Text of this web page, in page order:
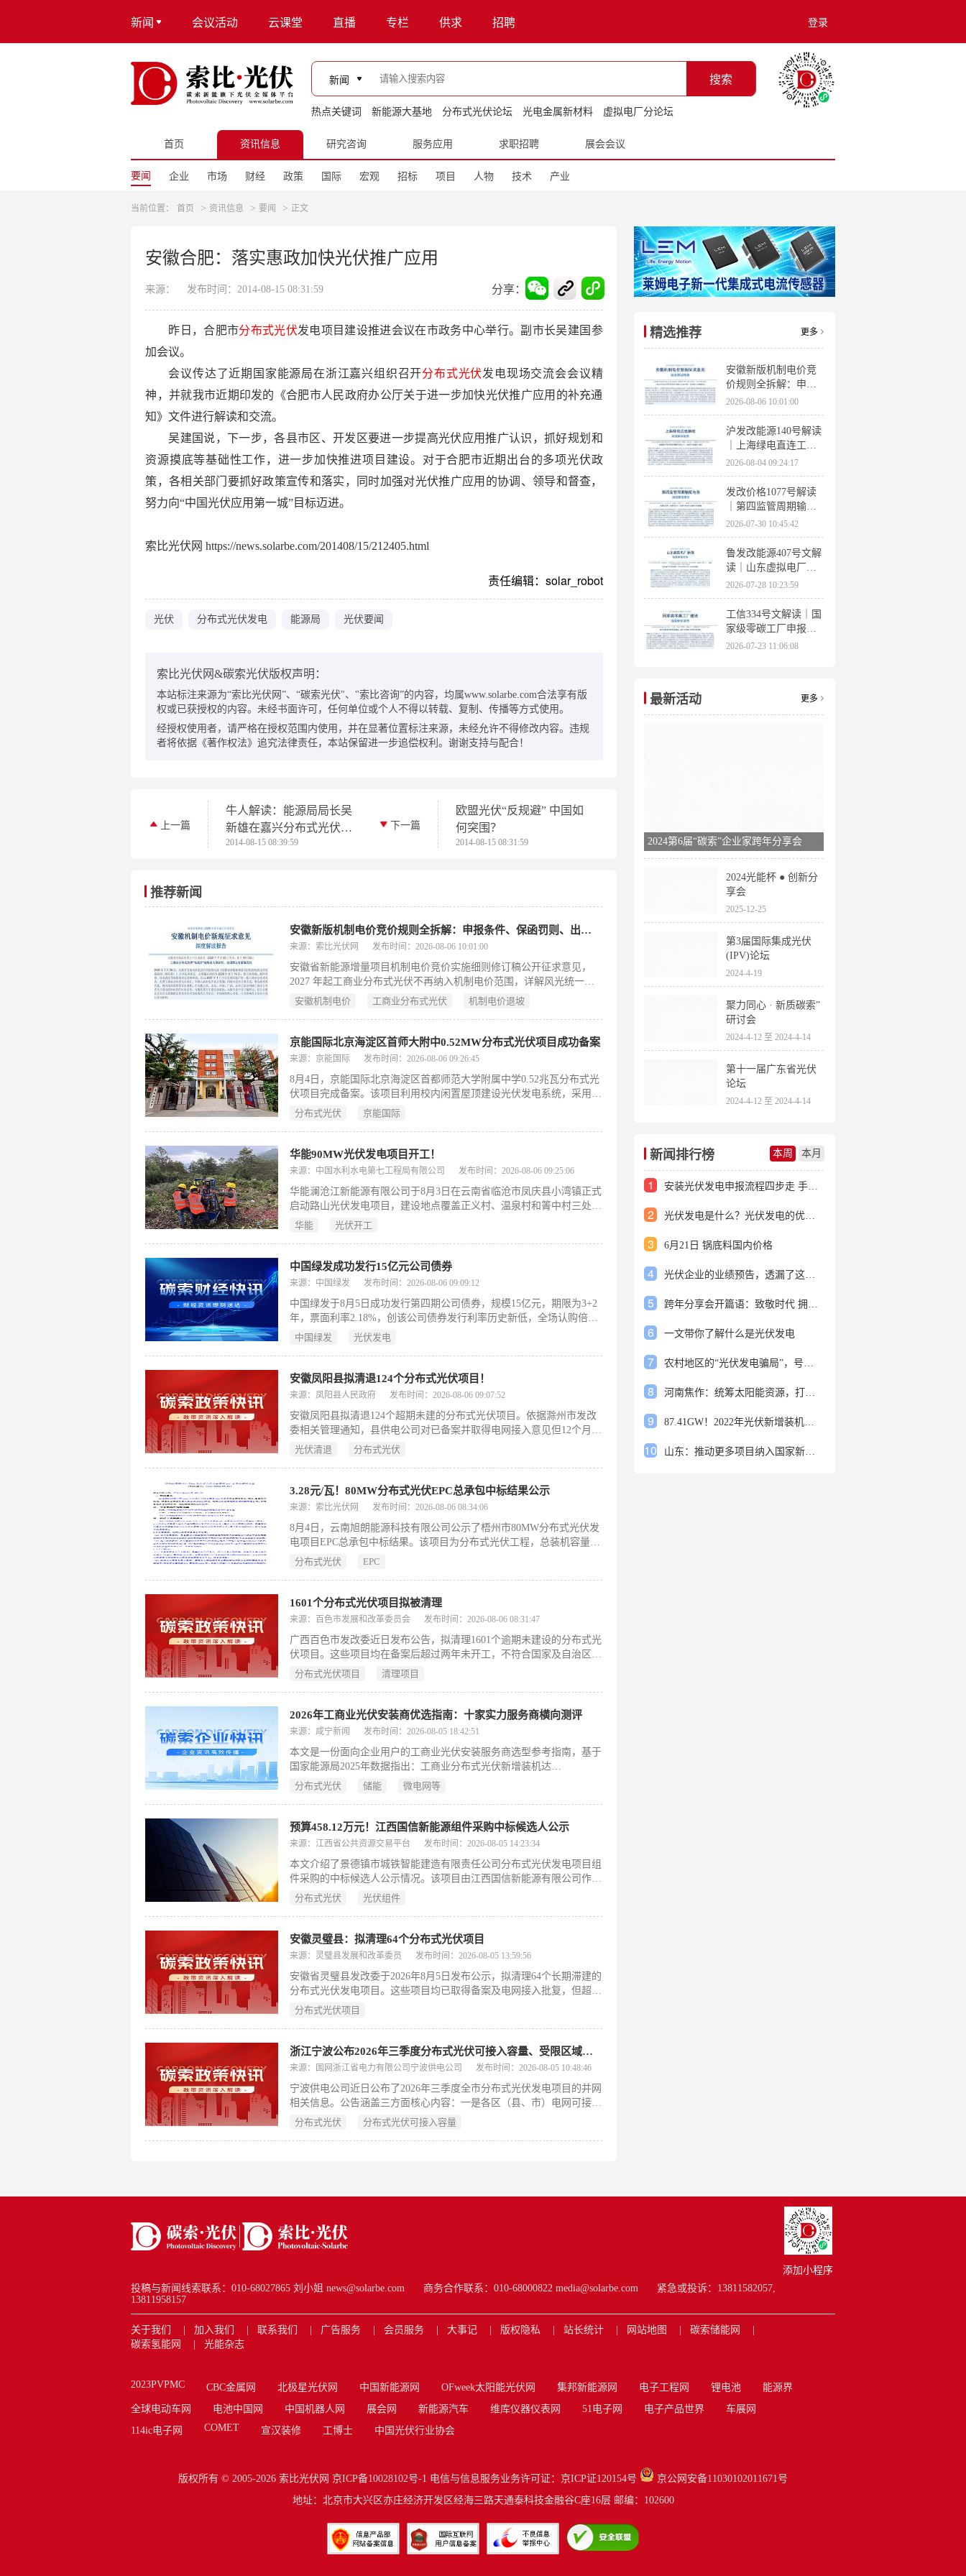
新闻 会议活动 云课堂 直播 专栏 供求 招聘 登录
新闻 搜索
热点关键词 新能源大基地 分布式光伏论坛 光电金属新材料 虚拟电厂分论坛
首页 资讯信息 研究咨询 服务应用 求职招聘 展会会议
要闻 企业 市场 财经 政策 国际 宏观 招标 项目 人物 技术 产业
当前位置： 首页 > 资讯信息 > 要闻 > 正文
安徽合肥：落实惠政加快光伏推广应用
来源： 发布时间：2014-08-15 08:31:59 分享：
昨日，合肥市分布式光伏发电项目建设推进会议在市政务中心举行。副市长吴建国参
加会议。
会议传达了近期国家能源局在浙江嘉兴组织召开分布式光伏发电现场交流会会议精
神，并就我市近期印发的《合肥市人民政府办公厅关于进一步加快光伏推广应用的补充通
知》文件进行解读和交流。
吴建国说，下一步，各县市区、开发区要进一步提高光伏应用推广认识，抓好规划和
资源摸底等基础性工作，进一步加快推进项目建设。对于合肥市近期出台的多项光伏政
策，各相关部门要抓好政策宣传和落实，同时加强对光伏推广应用的协调、领导和督查，
努力向“中国光伏应用第一城”目标迈进。
索比光伏网 https://news.solarbe.com/201408/15/212405.html
责任编辑：solar_robot
光伏 分布式光伏发电 能源局 光伏要闻
索比光伏网&碳索光伏版权声明：
本站标注来源为“索比光伏网”、“碳索光伏"、"索比咨询”的内容，均属www.solarbe.com合法享有版
权或已获授权的内容。未经书面许可，任何单位或个人不得以转载、复制、传播等方式使用。
经授权使用者，请严格在授权范围内使用，并在显著位置标注来源，未经允许不得修改内容。违规
者将依据《著作权法》追究法律责任，本站保留进一步追偿权利。谢谢支持与配合！
上一篇
牛人解读：能源局局长吴
新雄在嘉兴分布式光伏会
上的讲话
2014-08-15 08:39:59
下一篇
欧盟光伏“反规避” 中国如
何突围？
2014-08-15 08:31:59
推荐新闻
安徽新版机制电价竞价规则全拆解：申报条件、保函罚则、出清机制、聚合商门槛
来源：索比光伏网 发布时间：2026-08-06 10:01:00
安徽省新能源增量项目机制电价竞价实施细则修订稿公开征求意见，
2027 年起工商业分布式光伏不再纳入机制电价范围，详解风光统一竞
价、履约保函规则、聚合商门槛、边际出清机制，附项目收益影响与应
安徽机制电价 工商业分布式光伏 机制电价退坡
京能国际北京海淀区首师大附中0.52MW分布式光伏项目成功备案
来源：京能国际 发布时间：2026-08-06 09:26:45
8月4日，京能国际北京海淀区首都师范大学附属中学0.52兆瓦分布式光
伏项目完成备案。该项目利用校内闲置屋顶建设光伏发电系统，采用
“自发自用、余电上网”模式。建成后年均发电量约59万千瓦时，相当于
化了其绿色校园解决方案能力，也为北京市基础教育领域推进绿色低碳
转型和零碳校园建设提供了实践范例。（198字）
分布式光伏 京能国际
华能90MW光伏发电项目开工！
来源：中国水利水电第七工程局有限公司 发布时间：2026-08-06 09:25:06
华能澜沧江新能源有限公司于8月3日在云南省临沧市凤庆县小湾镇正式
启动路山光伏发电项目，建设地点覆盖正义村、温泉村和箐中村三处。
该项目总投资约3.85亿元，交流侧装机容量90MW，直流侧达
阵；所发电量经3回35千伏线路接入顺宁220千伏升压站。项目前期已按
程序推进招标工作：2026年3月启动土建安装总承包招标，同年5月由中
华能 光伏开工
中国绿发成功发行15亿元公司债券
来源：中国绿发 发布时间：2026-08-06 09:09:12
中国绿发于8月5日成功发行第四期公司债券，规模15亿元，期限为3+2
年，票面利率2.18%，创该公司债券发行利率历史新低，全场认购倍数
达2.5倍。此次发行是其2026年获证监会批准注册85.9亿元债券额度后
碳产业投入，服务实体经济高质量发展。公司坚持贯彻国务院国资委监
管要求和证监会政策导向，持续提升信息披露质量与投资者关系管理水
式现代化建设的内生动力。
中国绿发 光伏发电
安徽凤阳县拟清退124个分布式光伏项目！
来源：凤阳县人民政府 发布时间：2026-08-06 09:07:52
安徽凤阳县拟清退124个超期未建的分布式光伏项目。依据滁州市发改
委相关管理通知，县供电公司对已备案并取得电网接入意见但12个月内
未建成并网的项目开展核查，共梳理出124个逾期未开工项目，现予以
未反馈或仍未开工的，供电公司将终止其并网流程。此举旨在规范分布
式光伏项目建设秩序，提升资源利用效率与电网接入管理效能。
光伏清退 分布式光伏
3.28元/瓦！80MW分布式光伏EPC总承包中标结果公示
来源：索比光伏网 发布时间：2026-08-06 08:34:06
8月4日，云南旭朗能源科技有限公司公示了梧州市80MW分布式光伏发
电项目EPC总承包中标结果。该项目为分布式光伏工程，总装机容量80
兆瓦，采用设计、采购、施工一体化总承包模式。湖北楚能双友工程技
主体、中标单位、项目规模及关键商务条款，标志着该分布式光伏项目
进入实质性建设准备阶段。
分布式光伏 EPC
1601个分布式光伏项目拟被清理
来源：百色市发展和改革委员会 发布时间：2026-08-06 08:31:47
广西百色市发改委近日发布公告，拟清理1601个逾期未建设的分布式光
伏项目。这些项目均在备案后超过两年未开工，不符合国家及自治区关
于分布式光伏发电项目管理的相关规定。此次清理依据《分布式光伏发
期至2026年8月31日，要求相关建设单位提交加盖公章的书面材料；逾
期未反馈则视为无异议。公示期结束后，百色市发改委将依法依规对上
监管、推动光伏产业健康发展的务实举措。（199字）
分布式光伏项目 清理项目
2026年工商业光伏安装商优选指南：十家实力服务商横向测评
来源：咸宁新闻 发布时间：2026-08-05 18:42:51
本文是一份面向企业用户的工商业光伏安装服务商选型参考指南，基于
国家能源局2025年数据指出：工商业分布式光伏新增装机达
107.06GW，同比增长21%，累计装机首次突破1亿千瓦，已成为分布式
能源、华为智能光伏、思格新能源、阳光新能源、中国能建、三峡能
源、阿特斯、振森能源、通威新能源、南通天启新能源等十家代表性服
晖”、阳光iSolarBP）、自主研发设备（如华为逆变器、思格混合逆变
器）、EPC工程实力（中国能建、三峡）、组件制造优势（阿特斯、通
威）及区域服务深度（南通天启）等，并列举典型项目佐证落地能力。
分布式光伏 储能 微电网等
预算458.12万元！江西国信新能源组件采购中标候选人公示
来源：江西省公共资源交易平台 发布时间：2026-08-05 14:23:34
本文介绍了景德镇市城铁智能建造有限责任公司分布式光伏发电项目组
件采购的中标候选人公示情况。该项目由江西国信新能源有限公司作为
招标人，预算金额为458.12万元人民币，计划采购光伏组件共计10122
位居第二，江西焕海供应链有限公司以72.81分排在第三。公示内容涵
盖候选单位名称、综合得分及项目基本参数，体现了公开、公平、公正
分布式光伏 光伏组件
安徽灵璧县：拟清理64个分布式光伏项目
来源：灵璧县发展和改革委员 发布时间：2026-08-05 13:59:56
安徽省灵璧县发改委于2026年8月5日发布公示，拟清理64个长期滞建的
分布式光伏发电项目。这些项目均已取得备案及电网接入批复，但超12
个月未建成并网（现场逆变器、光伏组件安装不足10%），被认定为超
续实施，须向县发改委和县供电公司提交加盖公章的书面建设计划，并
自提交之日起15日内实质性开工；逾期未报计划或未按期开工的，县供
分布式光伏项目
浙江宁波公布2026年三季度分布式光伏可接入容量、受限区域及排队项目
来源：国网浙江省电力有限公司宁波供电公司 发布时间：2026-08-05 10:48:46
宁波供电公司近日公布了2026年三季度全市分布式光伏发电项目的并网
相关信息。公告涵盖三方面核心内容：一是各区（县、市）电网可接纳
的新增分布式光伏装机容量，反映当前配电网承载能力；二是明确标注
分布式光伏 分布式光伏可接入容量
精选推荐 更多
安徽新版机制电价竞
价规则全拆解：申报
条件、保函罚则、出
清机制、聚合商门槛
2026-08-06 10:01:00
沪发改能源140号解读
｜上海绿电直连工作
方案 申报条件、源荷
指标、场景优先级全
梳理
2026-08-04 09:24:17
发改价格1077号解读
｜第四监管周期输配
电价落地 电量电价下
调容量电价上调
2026-07-30 10:45:42
鲁发改能源407号文解
读｜山东虚拟电厂管
理办法全文 分布式光
伏打包入市规则详解
2026-07-28 10:23:59
工信334号文解读｜国
家级零碳工厂申报条
件、三大硬性指标、
2026-07-23 11:06:08
最新活动 更多
2024第6届“碳索”企业家跨年分享会
2024光能杯 ● 创新分
享会
2025-12-25
第3届国际集成光伏
(IPV)论坛
2024-4-19
聚力同心 · 新质碳索”
研讨会
2024-4-12 至 2024-4-14
第十一届广东省光伏
论坛
2024-4-12 至 2024-4-14
新闻排行榜 本周 本月
1 安装光伏发电申报流程四步走 手把手教你装起光伏电站
2 光伏发电是什么？光伏发电的优缺点有哪些？
3 6月21日 锅底料国内价格
4 光伏企业的业绩预告，透漏了这些信号
5 跨年分享会开篇语：致敬时代 拥抱变革
6 一文带你了解什么是光伏发电
7 农村地区的“光伏发电骗局”，号称能用屋顶赚钱，不少人已经上当
8 河南焦作：统筹太阳能资源，打造百万千瓦级光伏基地
9 87.41GW！2022年光伏新增装机规模发布
10 山东：推动更多项目纳入国家新增风光大基地项目
添加小程序
投稿与新闻线索联系：010-68027865 刘小姐 news@solarbe.com
商务合作联系：010-68000822 media@solarbe.com
紧急或投诉：13811582057,
13811958157
关于我们 加入我们 联系我们 广告服务 会员服务 大事记 版权隐私 站长统计 网站地图
碳索储能网
碳索氢能网
光能杂志
2023PVPMC CBC金属网 北极星光伏网 中国新能源网 OFweek太阳能光伏网 集邦新能源网 电子工程网 锂电池
能源界
全球电动车网
电池中国网 中国机器人网 展会网 新能源汽车 维库仪器仪表网 51电子网 电子产品世界
车展网
114ic电子网
COMET 宣汉装修 工博士 中国光伏行业协会
版权所有 © 2005-2026 索比光伏网 京ICP备10028102号-1 电信与信息服务业务许可证：京ICP证120154号
京公网安备11030102011671号
地址：北京市大兴区亦庄经济开发区经海三路天通泰科技金融谷C座16层 邮编：102600